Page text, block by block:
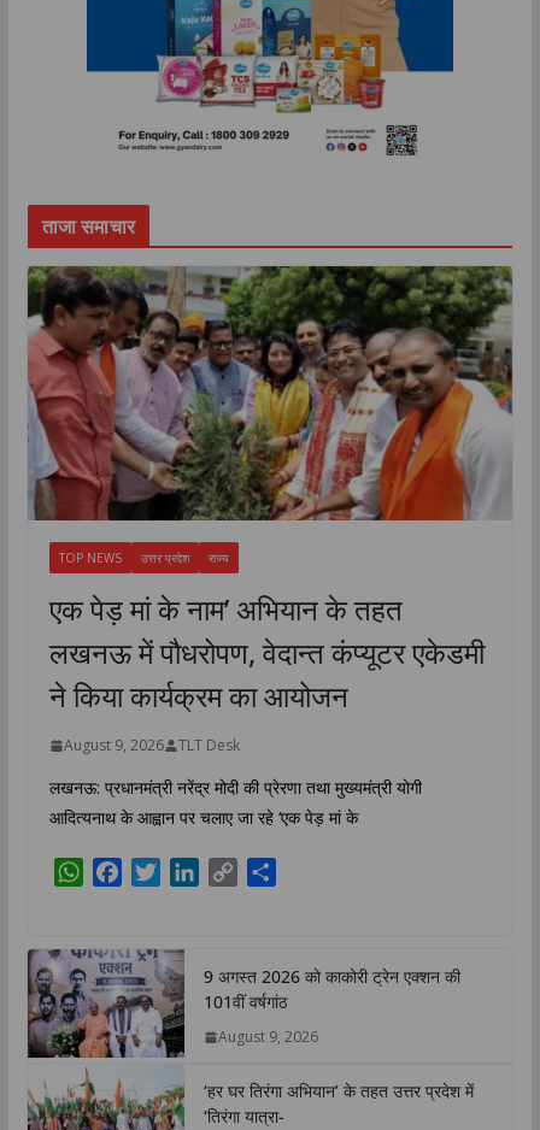
ताजा समाचार
TOP NEWS उत्तर प्रदेश राज्य
एक पेड़ मां के नाम’ अभियान के तहत
लखनऊ में पौधरोपण, वेदान्त कंप्यूटर एकेडमी
ने किया कार्यक्रम का आयोजन
August 9, 2026 TLT Desk
लखनऊ: प्रधानमंत्री नरेंद्र मोदी की प्रेरणा तथा मुख्यमंत्री योगी
आदित्यनाथ के आह्वान पर चलाए जा रहे ‘एक पेड़ मां के
W
t
s
A
p
p
e
b
o
o
t
t
e
r
e
d
L
i
n
e
9 अगस्त 2026 को काकोरी ट्रेन एक्शन की
101वीं वर्षगांठ
August 9, 2026
‘हर घर तिरंगा अभियान’ के तहत उत्तर प्रदेश में
‘तिरंगा यात्रा-